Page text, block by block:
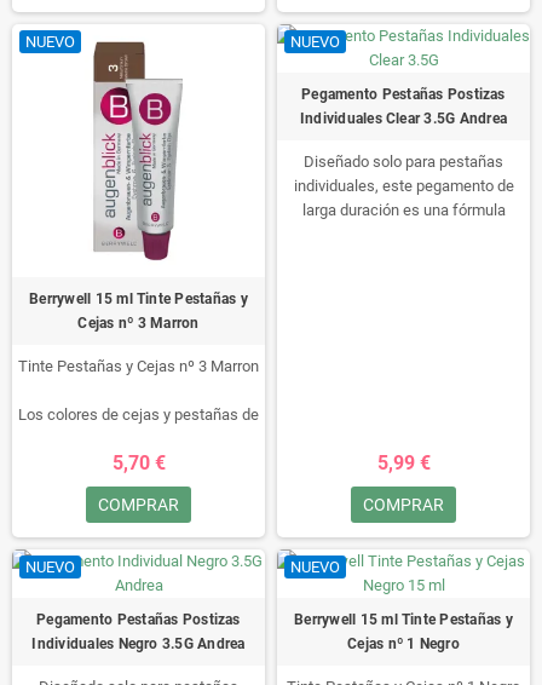
creando una pestaña
completamente limpia a la que
adherirse.
¡Atención! Aplique el líquido de
pretratamiento con el cepillo sobre
las pestañas y séquelo con un
secador de pestañas.
NUEVO
Berrywell 15 ml Tinte Pestañas y
Cejas nº 3 Marron
Tinte Pestañas y Cejas nº 3 Marron
Los colores de cejas y pestañas de
expresividad de los ojos así como
el volumen y la longitud de las
pestañas.
Beneficios:
aplicación sencilla
tiempo de exposición corto
dura hasta 6 semanas
sin amoníaco
5,70 €
COMPRAR
NUEVO
Pegamento Pestañas Postizas
Individuales Clear 3.5G Andrea
Diseñado solo para pestañas
individuales, este pegamento de
larga duración es una fórmula
5,99 €
COMPRAR
NUEVO
Pegamento Pestañas Postizas
Individuales Negro 3.5G Andrea
NUEVO
Berrywell 15 ml Tinte Pestañas y
Cejas nº 1 Negro